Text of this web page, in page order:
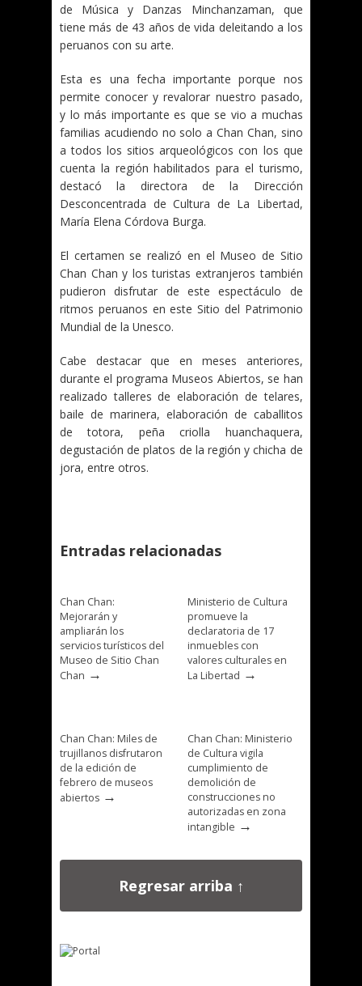
de Música y Danzas Minchanzaman, que
tiene más de 43 años de vida deleitando a los
peruanos con su arte.
Esta es una fecha importante porque nos
permite conocer y revalorar nuestro pasado,
y lo más importante es que se vio a muchas
familias acudiendo no solo a Chan Chan, sino
a todos los sitios arqueológicos con los que
cuenta la región habilitados para el turismo,
destacó la directora de la Dirección
Desconcentrada de Cultura de La Libertad,
María Elena Córdova Burga.
El certamen se realizó en el Museo de Sitio
Chan Chan y los turistas extranjeros también
pudieron disfrutar de este espectáculo de
ritmos peruanos en este Sitio del Patrimonio
Mundial de la Unesco.
Cabe destacar que en meses anteriores,
durante el programa Museos Abiertos, se han
realizado talleres de elaboración de telares,
baile de marinera, elaboración de caballitos
de totora, peña criolla huanchaquera,
degustación de platos de la región y chicha de
jora, entre otros.
Entradas relacionadas
Chan Chan:
Mejorarán y
ampliarán los
servicios turísticos del
Museo de Sitio Chan
Chan →
Ministerio de Cultura
promueve la
declaratoria de 17
inmuebles con
valores culturales en
La Libertad →
Chan Chan: Miles de
trujillanos disfrutaron
de la edición de
febrero de museos
abiertos →
Chan Chan: Ministerio
de Cultura vigila
cumplimiento de
demolición de
construcciones no
autorizadas en zona
intangible →
Regresar arriba ↑